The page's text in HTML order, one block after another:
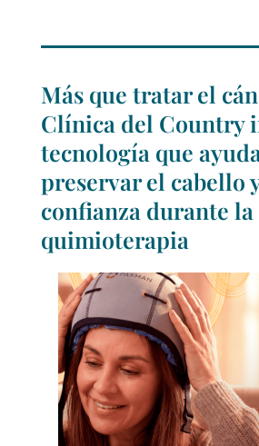
Más que tratar el
Clínica del Country
tecnología que
preservar el cabello
confianza durante la
quimioterapia